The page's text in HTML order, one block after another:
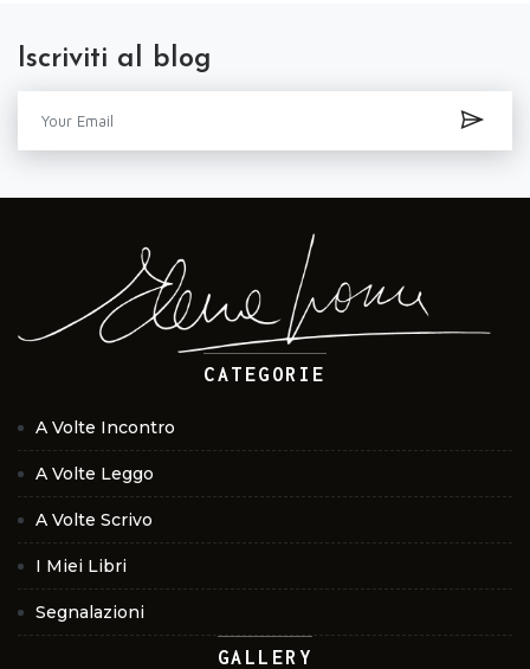
Iscriviti al blog
CATEGORIE
A Volte Incontro
A Volte Leggo
A Volte Scrivo
I Miei Libri
Segnalazioni
GALLERY